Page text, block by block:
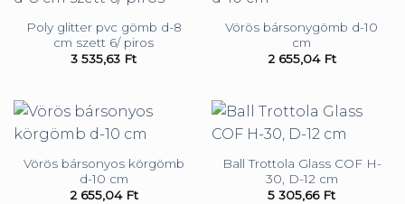
Poly glitter pvc gömb d-8
cm szett 6/ piros
3 535,63 Ft
Vörös bársonygömb d-10
cm
2 655,04 Ft
Vörös bársonyos körgömb
d-10 cm
2 655,04 Ft
Ball Trottola Glass COF H-
30, D-12 cm
5 305,66 Ft